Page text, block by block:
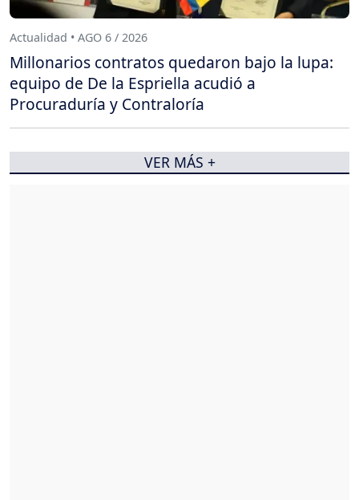
Actualidad • AGO 6 / 2026
Millonarios contratos quedaron bajo la lupa:
equipo de De la Espriella acudió a
Procuraduría y Contraloría
VER MÁS +